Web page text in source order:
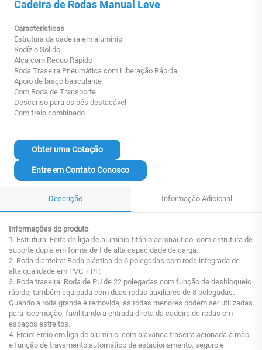
Cadeira de Rodas Manual Leve
Características
Estrutura da cadeira em alumínio
Rodízio Sólido
Alça com Recuo Rápido
Roda Traseira Pneumática com Liberação Rápida
Apoio de braço basculante
Com Roda de Transporte
Descanso para os pés destacável
Com freio combinado
Obter uma Cotação
Entre em Contato Conosco
Descrição Informação Adicional
Informações do produto
1. Estrutura: Feita de liga de alumínio-titânio aeronáutico, com estrutura de
suporte dupla em forma de I de alta capacidade de carga.
2. Roda dianteira: Roda plástica de 6 polegadas com roda integrada de
alta qualidade em PVC + PP.
3. Roda traseira: Roda de PU de 22 polegadas com função de desbloqueio
rápido, também equipada com duas rodas auxiliares de 8 polegadas.
Quando a roda grande é removida, as rodas menores podem ser utilizadas
para locomoção, facilitando a entrada direta da cadeira de rodas em
espaços estreitos.
4. Freio: Freio em liga de alumínio, com alavanca traseira acionada à mão
e função de travamento automático de estacionamento, seguro e